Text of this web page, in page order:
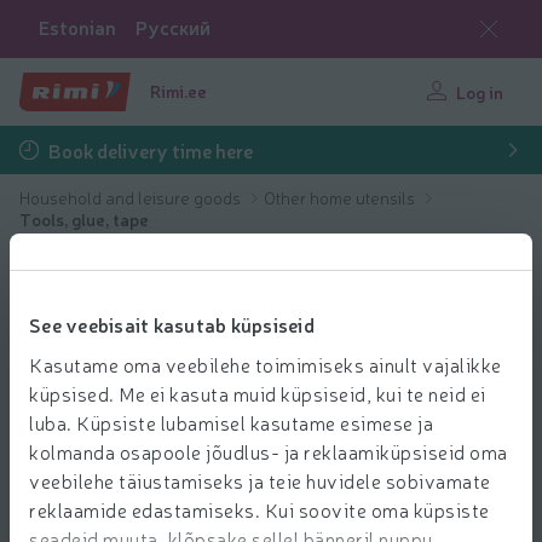
See veebisait kasutab küpsiseid
Kasutame oma veebilehe toimimiseks ainult vajalikke
küpsised. Me ei kasuta muid küpsiseid, kui te neid ei
luba. Küpsiste lubamisel kasutame esimese ja
kolmanda osapoole jõudlus- ja reklaamiküpsiseid oma
veebilehe täiustamiseks ja teie huvidele sobivamate
reklaamide edastamiseks. Kui soovite oma küpsiste
Estonian Русский
Rimi.ee Log in
Book delivery time here
Household and leisure goods
Other home utensils
Tools, glue, tape